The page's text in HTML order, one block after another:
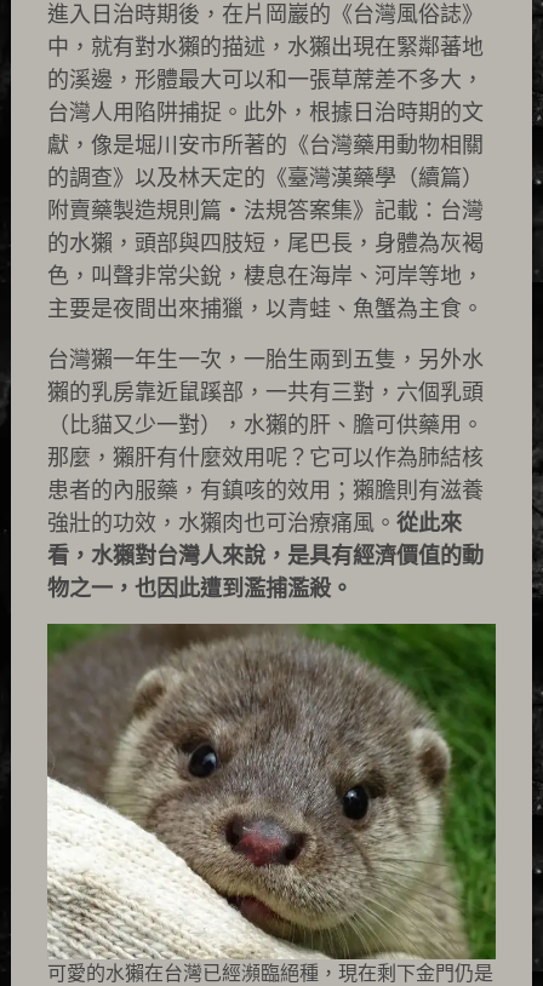
進入日治時期後，在片岡巖的《台灣風俗誌》
中，就有對水獺的描述，水獺出現在緊鄰蕃地
的溪邊，形體最大可以和一張草蓆差不多大，
台灣人用陷阱捕捉。此外，根據日治時期的文
獻，像是堀川安市所著的《台灣藥用動物相關
的調查》以及林天定的《臺灣漢藥學（續篇）
附賣藥製造規則篇・法規答案集》記載：台灣
的水獺，頭部與四肢短，尾巴長，身體為灰褐
色，叫聲非常尖銳，棲息在海岸、河岸等地，
主要是夜間出來捕獵，以青蛙、魚蟹為主食。
台灣獺一年生一次，一胎生兩到五隻，另外水
獺的乳房靠近鼠蹊部，一共有三對，六個乳頭
（比貓又少一對），水獺的肝、膽可供藥用。
那麼，獺肝有什麼效用呢？它可以作為肺結核
患者的內服藥，有鎮咳的效用；獺膽則有滋養
強壯的功效，水獺肉也可治療痛風。 從此來
看，水獺對台灣人來說，是具有經濟價值的動
物之一，也因此遭到濫捕濫殺。
可愛的水獺在台灣已經瀕臨絕種，現在剩下金門仍是